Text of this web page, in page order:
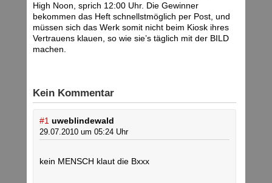
High Noon, sprich 12:00 Uhr. Die Gewinner
bekommen das Heft schnellstmöglich per Post, und
müssen sich das Werk somit nicht beim Kiosk ihres
Vertrauens klauen, so wie sie’s täglich mit der BILD
machen.
Kein Kommentar
#1 uweblindewald
29.07.2010 um 05:24 Uhr
kein MENSCH klaut die Bxxx